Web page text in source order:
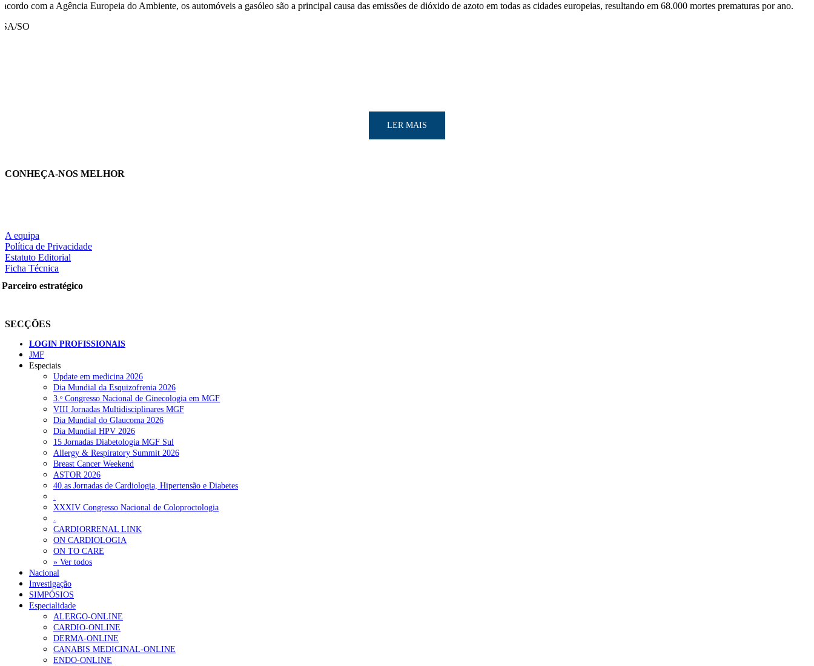
acordo com a Agência Europeia do Ambiente, os automóveis a gasóleo são a principal causa das emissões de dióxido de azoto em todas as cidades europeias, resultando em 68.000 mortes prematuras por ano.
SO
nas redes sociais:
RECENTES
Plataforma criada por estudantes apoia famílias após diagnóstico de demência
ULS Alto Alentejo e IPO de Lisboa reforçam cooperação em Oncologia, formação e investigação
Montenegro defende gestão pública ou privada para garantir médicos de família
Governo admite cobrar taxas a utentes que recusem vaga em cuidados continuados
Estudo aponta potencial da casca de maracujá-roxo no controlo da inflamação da asma
MAIS LIDAS
Enfermagem Forense. “Da urgência ao tribunal, cada gesto conta e cada profissional faz a diferença”
202 visualizações
Alguns milhares de utentes podem ficar sem médico de família com nova regras do registo, alerta associação
167 visualizações
LER MAIS
CONHEÇA-NOS MELHOR
A equipa
Política de Privacidade
Estatuto Editorial
Ficha Técnica
Parceiro estratégico
SECÇÕES
LOGIN PROFISSIONAIS
JMF
Especiais
Update em medicina 2026
Dia Mundial da Esquizofrenia 2026
3.ᵒ Congresso Nacional de Ginecologia em MGF
VIII Jornadas Multidisciplinares MGF
Dia Mundial do Glaucoma 2026
Dia Mundial HPV 2026
15 Jornadas Diabetologia MGF Sul
Allergy & Respiratory Summit 2026
Breast Cancer Weekend
ASTOR 2026
40.as Jornadas de Cardiologia, Hipertensão e Diabetes
.
XXXIV Congresso Nacional de Coloproctologia
.
CARDIORRENAL LINK
ON CARDIOLOGIA
ON TO CARE
» Ver todos
Nacional
Investigação
SIMPÓSIOS
Especialidade
ALERGO-ONLINE
CARDIO-ONLINE
DERMA-ONLINE
CANABIS MEDICINAL-ONLINE
ENDO-ONLINE